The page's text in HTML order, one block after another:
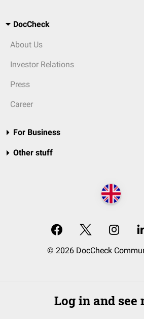
DocCheck
About Us
Investor Relations
Press
Career
For Business
Other stuff
© 2026 DocCheck
Log in and see